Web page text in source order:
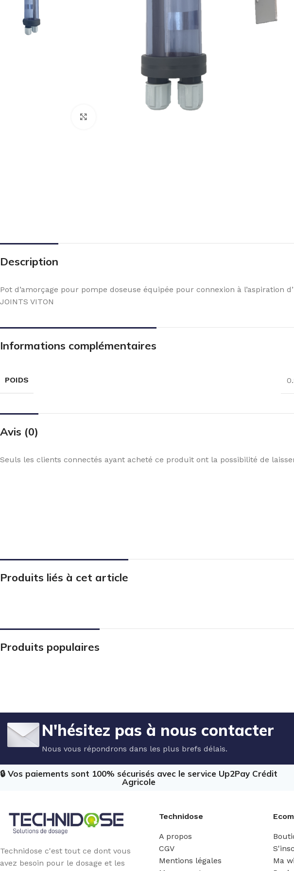
Description
Pot d’amorçage pour pompe doseuse équipée pour connexion à
JOINTS VITON
Informations complémentaires
POIDS
Avis (0)
Seuls les clients connectés ayant acheté ce produit ont la possibilité de
Produits liés à cet article
Produits populaires
N'hésitez pas à nous contacter
Nous vous répondrons dans les plus brefs délais.
🔒 Vos paiements sont 100% sécurisés avec le service Up2Pay Crédit
Agricole
Technidose c'est tout ce dont vous
avez besoin pour le dosage et les
Technidose
A propos
CGV
Mentions légales
Ma